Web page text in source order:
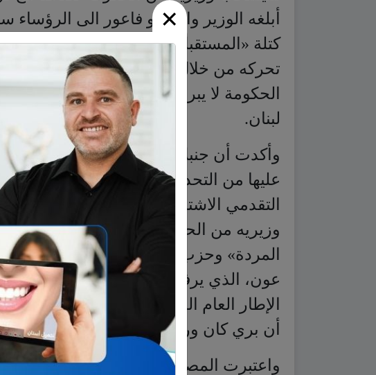
×
الحكومة لا يبرر الذهاب بعيداً في التأزم
لبنان.
وأكدت أن جنبلاط لا يزال ينصح بإخراج
عليها من التحدي، كما نصح قيادة «حزب
التقدمي الاشتراكي، بتحييد رئاسة
وزيريه من الحكومة لأن بقاءهما يمكن أن
المردة» وحزب «الطاشناق»، بخلاف
عون، الذي يرفض المشاركة، لعدم
الإطار العام المتفق عليه لتأليف
أن بري كان وراء تسويقه.
واعتبرت المصادر أن التضامن مع عون
آذار، باعتبار أنهم وافقوا على الصيغة
الحزب.